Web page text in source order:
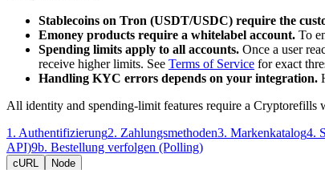
Stablecoins on Tron (USDT/USDC) require the
Emoney products require a whitelabel account. To
Spending limits apply to all accounts. Once a user
receive higher limits. See Terms of Service for exact
Handling KYC errors depends on your integration.
All identity and spending-limit features require a Cryptorefills
1 . Authentifizierung2. Zahlungsmethoden3. Markenkatalog4.
API)9b. Bestellung verfolgen (Polling)
cURL Node